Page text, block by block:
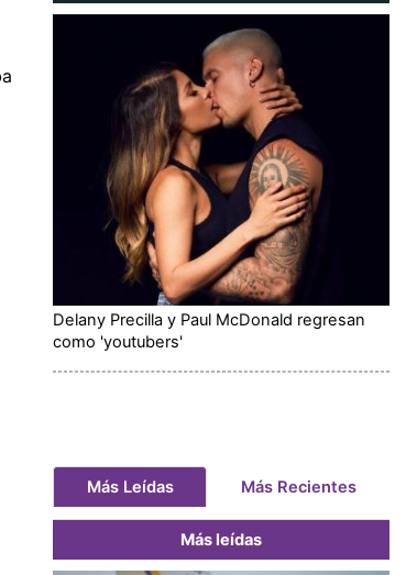
Delany Precilla y Paul McDonald regresan
como 'youtubers'
Más Leídas Más Recientes
Más leídas